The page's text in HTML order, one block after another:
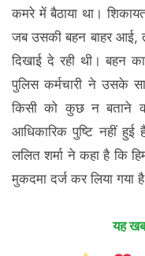
कमरे में बैठाया था।
जब उसकी बहन बाहर आई,
दिखाई दे रही थी। बहन
पुलिस कर्मचारी ने उसके
किसी को कुछ न बताने
आधिकारिक पुष्टि नहीं हुई
ललित शर्मा ने कहा है कि
मुकदमा दर्ज कर लिया गया
यह